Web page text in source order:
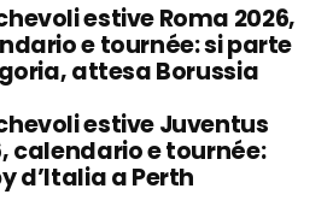
estive Roma 2026,
e tournée: si parte
attesa Borussia
estive Juventus
calendario e tournée:
d’Italia a Perth